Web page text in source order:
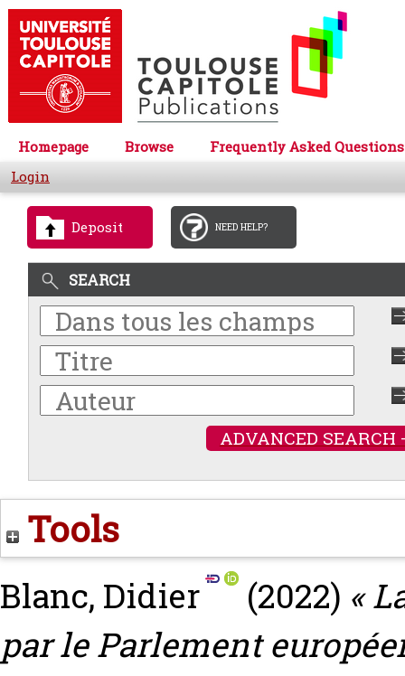
Homepage Browse
Frequently Asked Questions
Login
Deposit NEED HELP?
SEARCH
ADVANCED SEARCH
Tools
Blanc, Didier (2022) «
par le Parlement